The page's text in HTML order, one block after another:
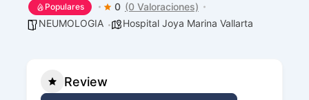
Populares 0 (0 Valoraciones)
NEUMOLOGIA
Hospital Joya Marina Vallarta
Review